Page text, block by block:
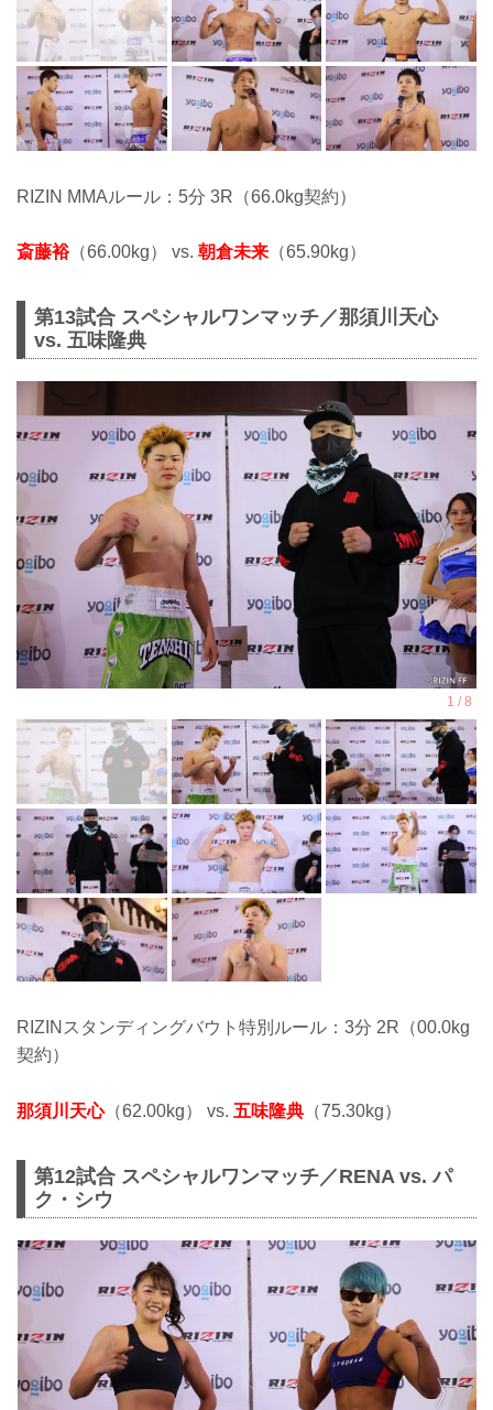
RIZIN MMAルール：5分 3R（66.0kg契約）
斎藤裕（66.00kg） vs. 朝倉未来 （65.90kg）
第13試合 スペシャルワンマッチ／那須川天心
vs. 五味隆典
RIZINスタンディングバウト特別ルール：3分 2R（00.0kg
契約）
那須川天心（62.00kg） vs. 五味隆典 （75.30kg）
第12試合 スペシャルワンマッチ／RENA vs. パ
ク・シウ